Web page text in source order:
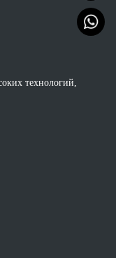
технологий,